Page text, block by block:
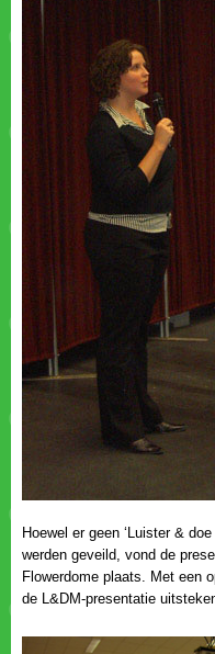
Hoewel er geen ‘Luister &
werden geveild, vond de
Flowerdome plaats. Met een
de L&DM-presentatie